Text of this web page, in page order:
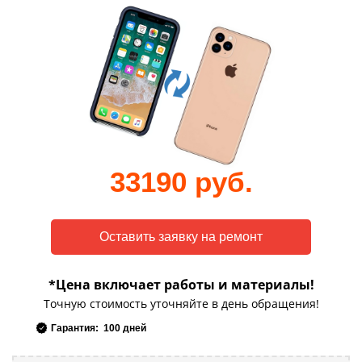
33190 руб.
*Цена включает работы и материалы!
Точную стоимость уточняйте в день обращения!
Гарантия: 100 дней